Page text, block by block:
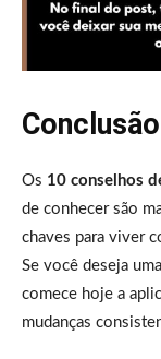
Conclusão
Os 10 conselhos
de conhecer são
chaves para viver
Se você deseja
comece hoje a
mudanças